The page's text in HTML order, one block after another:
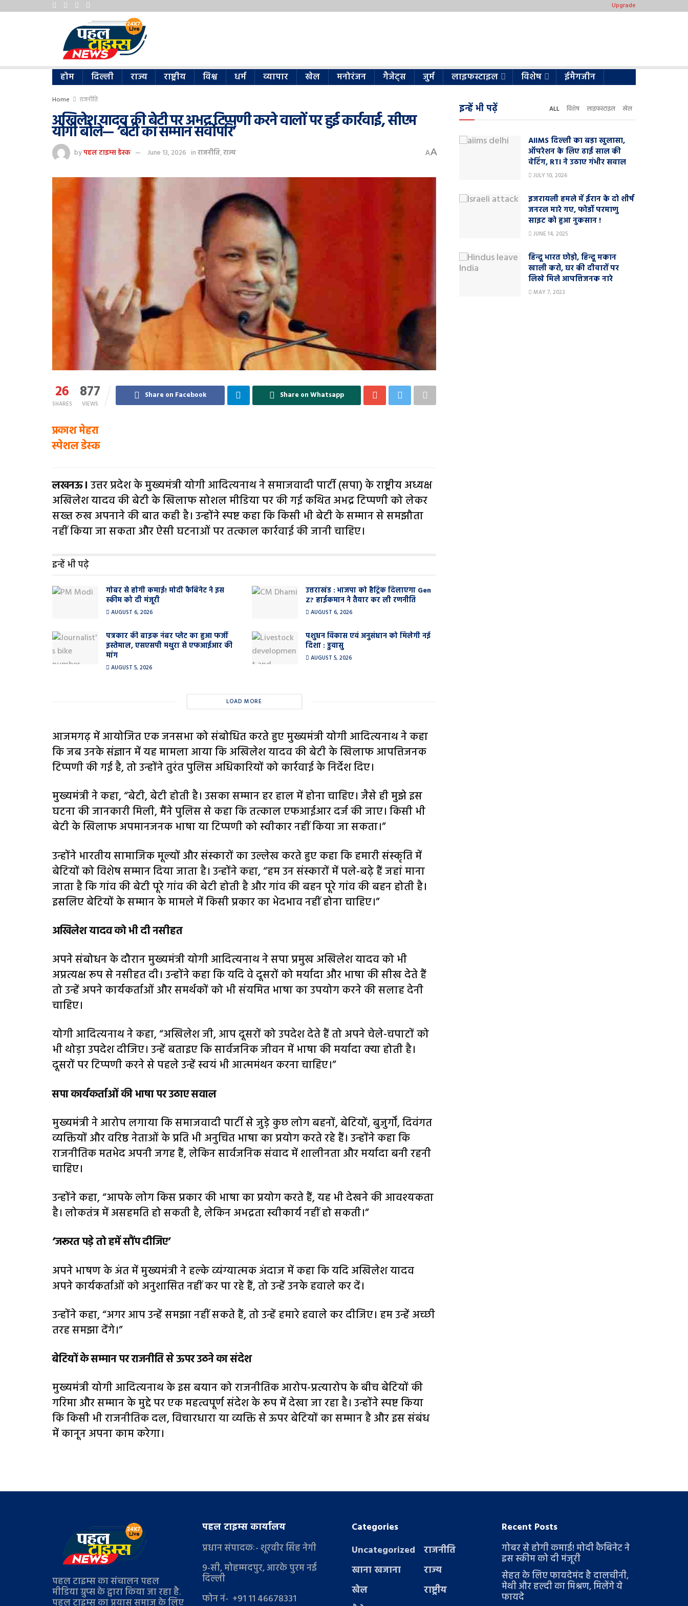
Upgrade
होम दिल्ली राज्य राष्ट्रीय विश्व धर्म व्यापार खेल मनोरंजन गैजेट्स जुर्म लाइफस्टाइल विशेष ईमैगजीन
Home राजनीति
अखिलेश यादव की बेटी पर अभद्र टिप्पणी करने वालों पर हुई कार्रवाई, सीएम
योगी बोले— ‘बेटी का सम्मान सर्वोपरि’
byपहल टाइम्स डेस्क June 13, 2026 inराजनीति,राज्य AA
26
SHARES
877
VIEWS
Share on Facebook Share on Whatsapp
प्रकाश मेहरा
स्पेशल डेस्क
लखनऊ। उत्तर प्रदेश के मुख्यमंत्री योगी आदित्यनाथ ने समाजवादी पार्टी (सपा) के राष्ट्रीय अध्यक्ष
अखिलेश यादव की बेटी के खिलाफ सोशल मीडिया पर की गई कथित अभद्र टिप्पणी को लेकर
सख्त रुख अपनाने की बात कही है। उन्होंने स्पष्ट कहा कि किसी भी बेटी के सम्मान से समझौता
नहीं किया जा सकता और ऐसी घटनाओं पर तत्काल कार्रवाई की जानी चाहिए।
इन्हें भी पढ़े
गोबर से होगी कमाई! मोदी कैबिनेट ने इस
स्कीम को दी मंजूरी
AUGUST 6, 2026
उत्तराखंड : भाजपा को हैट्रिक दिलाएगा Gen
Z? हाईकमान ने तैयार कर ली रणनीति
AUGUST 6, 2026
पत्रकार की बाइक नंबर प्लेट का हुआ फर्जी
इस्तेमाल, एसएसपी मथुरा से एफआईआर की
मांग
AUGUST 5, 2026
पशुधन विकास एवं अनुसंधान को मिलेगी नई
दिशा : डुवासु
AUGUST 5, 2026
LOAD MORE
आजमगढ़ में आयोजित एक जनसभा को संबोधित करते हुए मुख्यमंत्री योगी आदित्यनाथ ने कहा
कि जब उनके संज्ञान में यह मामला आया कि अखिलेश यादव की बेटी के खिलाफ आपत्तिजनक
टिप्पणी की गई है, तो उन्होंने तुरंत पुलिस अधिकारियों को कार्रवाई के निर्देश दिए।
मुख्यमंत्री ने कहा, “बेटी, बेटी होती है। उसका सम्मान हर हाल में होना चाहिए। जैसे ही मुझे इस
घटना की जानकारी मिली, मैंने पुलिस से कहा कि तत्काल एफआईआर दर्ज की जाए। किसी भी
बेटी के खिलाफ अपमानजनक भाषा या टिप्पणी को स्वीकार नहीं किया जा सकता।”
उन्होंने भारतीय सामाजिक मूल्यों और संस्कारों का उल्लेख करते हुए कहा कि हमारी संस्कृति में
बेटियों को विशेष सम्मान दिया जाता है। उन्होंने कहा, “हम उन संस्कारों में पले-बढ़े हैं जहां माना
जाता है कि गांव की बेटी पूरे गांव की बेटी होती है और गांव की बहन पूरे गांव की बहन होती है।
इसलिए बेटियों के सम्मान के मामले में किसी प्रकार का भेदभाव नहीं होना चाहिए।”
अखिलेश यादव को भी दी नसीहत
अपने संबोधन के दौरान मुख्यमंत्री योगी आदित्यनाथ ने सपा प्रमुख अखिलेश यादव को भी
अप्रत्यक्ष रूप से नसीहत दी। उन्होंने कहा कि यदि वे दूसरों को मर्यादा और भाषा की सीख देते हैं
तो उन्हें अपने कार्यकर्ताओं और समर्थकों को भी संयमित भाषा का उपयोग करने की सलाह देनी
चाहिए।
योगी आदित्यनाथ ने कहा, “अखिलेश जी, आप दूसरों को उपदेश देते हैं तो अपने चेले-चपाटों को
भी थोड़ा उपदेश दीजिए। उन्हें बताइए कि सार्वजनिक जीवन में भाषा की मर्यादा क्या होती है।
दूसरों पर टिप्पणी करने से पहले उन्हें स्वयं भी आत्ममंथन करना चाहिए।”
सपा कार्यकर्ताओं की भाषा पर उठाए सवाल
मुख्यमंत्री ने आरोप लगाया कि समाजवादी पार्टी से जुड़े कुछ लोग बहनों, बेटियों, बुजुर्गों, दिवंगत
व्यक्तियों और वरिष्ठ नेताओं के प्रति भी अनुचित भाषा का प्रयोग करते रहे हैं। उन्होंने कहा कि
राजनीतिक मतभेद अपनी जगह हैं, लेकिन सार्वजनिक संवाद में शालीनता और मर्यादा बनी रहनी
चाहिए।
उन्होंने कहा, “आपके लोग किस प्रकार की भाषा का प्रयोग करते हैं, यह भी देखने की आवश्यकता
है। लोकतंत्र में असहमति हो सकती है, लेकिन अभद्रता स्वीकार्य नहीं हो सकती।”
‘जरूरत पड़े तो हमें सौंप दीजिए’
अपने भाषण के अंत में मुख्यमंत्री ने हल्के व्यंग्यात्मक अंदाज में कहा कि यदि अखिलेश यादव
अपने कार्यकर्ताओं को अनुशासित नहीं कर पा रहे हैं, तो उन्हें उनके हवाले कर दें।
उन्होंने कहा, “अगर आप उन्हें समझा नहीं सकते हैं, तो उन्हें हमारे हवाले कर दीजिए। हम उन्हें अच्छी
तरह समझा देंगे।”
बेटियों के सम्मान पर राजनीति से ऊपर उठने का संदेश
मुख्यमंत्री योगी आदित्यनाथ के इस बयान को राजनीतिक आरोप-प्रत्यारोप के बीच बेटियों की
गरिमा और सम्मान के मुद्दे पर एक महत्वपूर्ण संदेश के रूप में देखा जा रहा है। उन्होंने स्पष्ट किया
कि किसी भी राजनीतिक दल, विचारधारा या व्यक्ति से ऊपर बेटियों का सम्मान है और इस संबंध
में कानून अपना काम करेगा।
इन्हें भी पढ़ें ALL विशेष लाइफस्टाइल खेल
AIIMS दिल्ली का बड़ा खुलासा,
ऑपरेशन के लिए ढाई साल की
वेटिंग, RTI ने उठाए गंभीर सवाल
JULY 10, 2026
इजरायली हमले में ईरान के दो शीर्ष
जनरल मारे गए, फोर्डो परमाणु
साइट को हुआ नुकसान !
JUNE 14, 2025
हिन्दू भारत छोड़ो, हिन्दू मकान
खाली करो, घर की दीवारों पर
लिखे मिले आपत्तिजनक नारे
MAY 7, 2023
पहल टाइम्स का संचालन पहल
मीडिया ग्रुप्स के द्वारा किया जा रहा है.
पहल टाइम्स का प्रयास समाज के लिए
पहल टाइम्स कार्यालय
प्रधान संपादकः- शूरवीर सिंह नेगी
9-सी, मोहम्मदपुर, आरके पुरम नई
दिल्ली
फोन नं- +91 11 46678331
Categories
Uncategorized
खाना खजाना
खेल
राजनीति
राज्य
राष्ट्रीय
Recent Posts
गोबर से होगी कमाई! मोदी कैबिनेट ने
इस स्कीम को दी मंजूरी
सेहत के लिए फायदेमंद है दालचीनी,
मेथी और हल्दी का मिश्रण, मिलेंगे ये
फायदे